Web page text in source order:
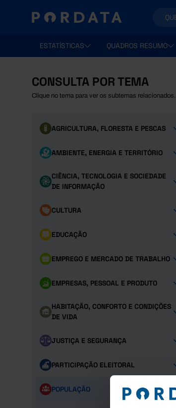
ESTATÍSTICAS QUADROS RESUMO
CONSULTA POR TEMA
Clique no tema para ver os subtemas relacionados.
AGRICULTURA, FLORESTA E PESCAS
AMBIENTE, ENERGIA E TERRITÓRIO
CIÊNCIA, TECNOLOGIA E SOCIEDADE
DE INFORMAÇÃO
CULTURA
EDUCAÇÃO
EMPREGO E MERCADO DE TRABALHO
EMPRESAS, PESSOAL E PRODUTO
HABITAÇÃO, CONFORTO E CONDIÇÕES
DE VIDA
JUSTIÇA E SEGURANÇA
PARTICIPAÇÃO ELEITORAL
POPULAÇÃO